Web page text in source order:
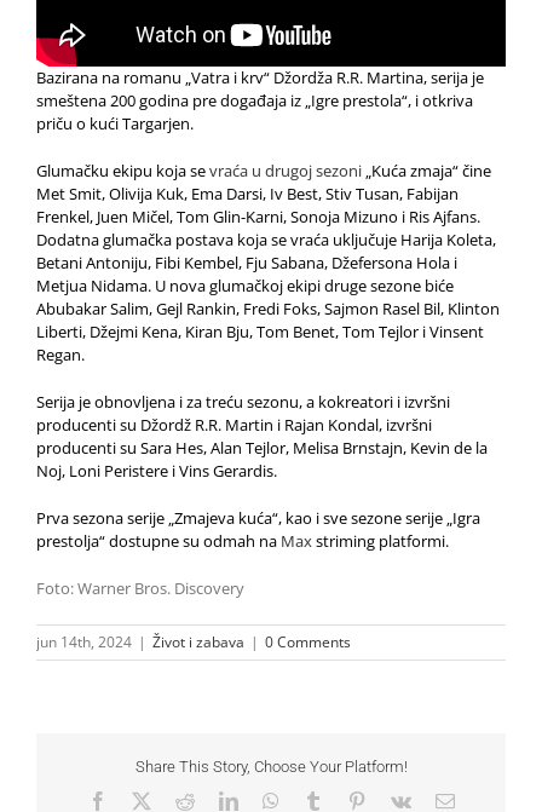
Bazirana na romanu „Vatra i krv“ Džordža R.R. Martina, serija je
smeštena 200 godina pre događaja iz „Igre prestola“, i otkriva
priču o kući Targarjen.
Glumačku ekipu koja sevraća u drugoj sezoni „Kuća zmaja“ čine
Met Smit, Olivija Kuk, Ema Darsi, Iv Best, Stiv Tusan, Fabijan
Frenkel, Juen Mičel, Tom Glin-Karni, Sonoja Mizuno i Ris Ajfans.
Dodatna glumačka postava koja se vraća uključuje Harija Koleta,
Betani Antoniju, Fibi Kembel, Fju Sabana, Džefersona Hola i
Metjua Nidama. U nova glumačkoj ekipi druge sezone biće
Abubakar Salim, Gejl Rankin, Fredi Foks, Sajmon Rasel Bil, Klinton
Liberti, Džejmi Kena, Kiran Bju, Tom Benet, Tom Tejlor i Vinsent
Regan.
Serija je obnovljena i za treću sezonu, a kokreatori i izvršni
producenti su Džordž R.R. Martin i Rajan Kondal, izvršni
producenti su Sara Hes, Alan Tejlor, Melisa Brnstajn, Kevin de la
Noj, Loni Peristere i Vins Gerardis.
Prva sezona serije „Zmajeva kuća“, kao i sve sezone serije „Igra
prestolja“ dostupne su odmah na Maxstriming platformi.
Foto: Warner Bros. Discovery
jun 14th, 2024 | Život i zabava | 0 Comments
Share This Story, Choose Your Platform!
Facebook RedditLinkedInWhatsApp
Tumblr Pinterest
Vk Email